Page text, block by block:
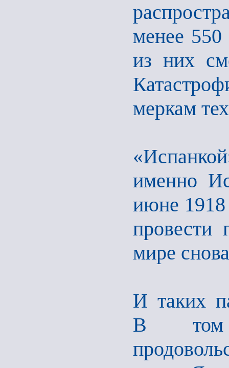
менее 550
из них
меркам
именно
июне 1918
провести
мире
И таких
В том